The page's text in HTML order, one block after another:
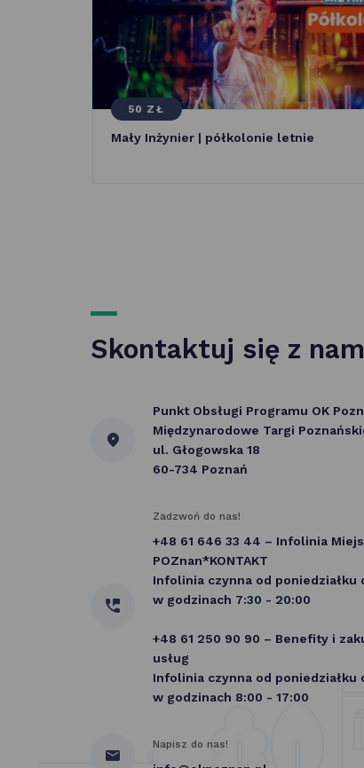
50 ZŁ
Mały Inżynier | półkolonie letnie
Skontaktuj się z
Punkt Obsługi Programu OK
Międzynarodowe Targi
ul. Głogowska 18
60-734 Poznań
Zadzwoń do nas!
+48 61 646 33 44 – Infolinia
POZnan*KONTAKT
Infolinia czynna od poniedziałku
w godzinach 7:30 - 20:00
+48 61 250 90 90 – Benefity i
usług
Infolinia czynna od poniedziałku
w godzinach 8:00 - 17:00
Napisz do nas!